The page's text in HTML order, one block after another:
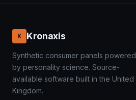
K Kronaxis
Synthetic consumer panels powered
by personality science. Source-
available software built in the United
Kingdom.